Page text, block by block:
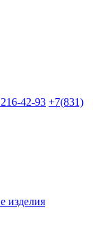
216-42-93 +7(831)
изделия